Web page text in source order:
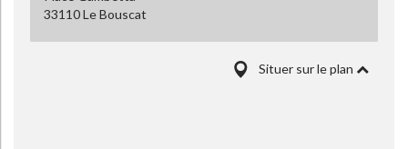
33110 Le Bouscat
Situer sur le plan